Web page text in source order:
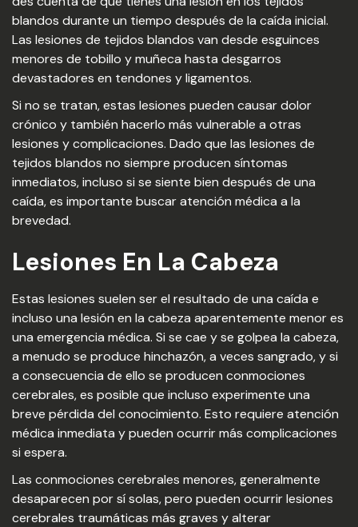
blandos durante un tiempo después de la caída inicial.
Las lesiones de tejidos blandos van desde esguinces
menores de tobillo y muñeca hasta desgarros
devastadores en tendones y ligamentos.
Si no se tratan, estas lesiones pueden causar dolor
crónico y también hacerlo más vulnerable a otras
lesiones y complicaciones. Dado que las lesiones de
tejidos blandos no siempre producen síntomas
inmediatos, incluso si se siente bien después de una
caída, es importante buscar atención médica a la
brevedad.
Lesiones En La Cabeza
Estas lesiones suelen ser el resultado de una caída e
incluso una lesión en la cabeza aparentemente menor es
una emergencia médica. Si se cae y se golpea la cabeza,
a menudo se produce hinchazón, a veces sangrado, y si
a consecuencia de ello se producen conmociones
cerebrales, es posible que incluso experimente una
breve pérdida del conocimiento. Esto requiere atención
médica inmediata y pueden ocurrir más complicaciones
si espera.
Las conmociones cerebrales menores, generalmente
desaparecen por sí solas, pero pueden ocurrir lesiones
cerebrales traumáticas más graves y alterar